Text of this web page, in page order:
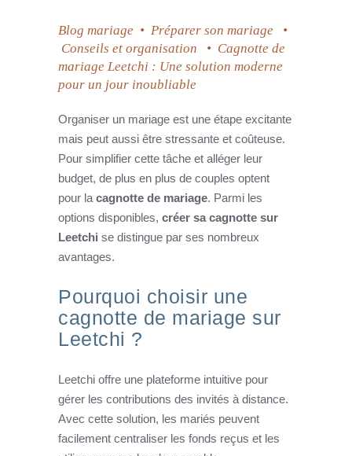
Blog mariage • Préparer son mariage
•
Conseils et organisation
• Cagnotte de
mariage Leetchi : Une solution moderne
pour un jour inoubliable
Organiser un mariage est une étape excitante
mais peut aussi être stressante et coûteuse.
Pour simplifier cette tâche et alléger leur
budget, de plus en plus de couples optent
pour la cagnotte de mariage. Parmi les
options disponibles, créer sa cagnotte sur
Leetchi se distingue par ses nombreux
avantages.
Pourquoi choisir une
cagnotte de mariage sur
Leetchi ?
Leetchi offre une plateforme intuitive pour
gérer les contributions des invités à distance.
Avec cette solution, les mariés peuvent
facilement centraliser les fonds reçus et les